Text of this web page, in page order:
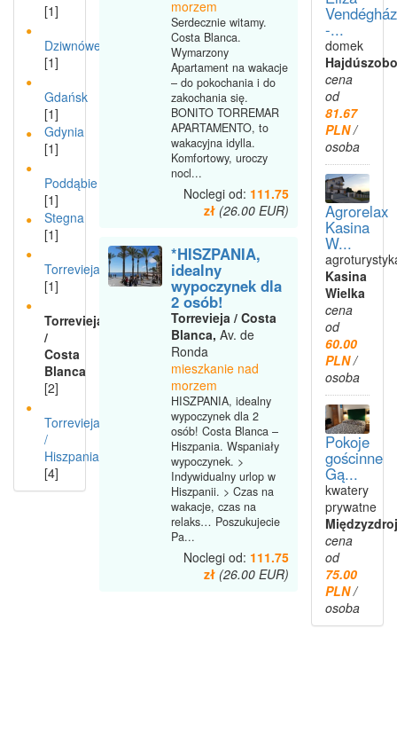
[1]
Dziwnówek
[1]
Gdańsk
[1]
Gdynia
[1]
Poddąbie
[1]
Stegna
[1]
Torrevieja
[1]
Torrevieja
/
Costa
Blanca
[2]
Torrevieja
/
Hiszpania
[4]
morzem
Serdecznie witamy.
Costa Blanca.
Wymarzony
Apartament na wakacje
– do pokochania i do
zakochania się.
BONITO TORREMAR
APARTAMENTO, to
wakacyjna idylla.
Komfortowy, uroczy
nocl...
Noclegi od: 111.75
zł (26.00 EUR)
*HISZPANIA,
idealny
wypoczynek dla
2 osób!
Torrevieja / Costa
Blanca, Av. de
Ronda
mieszkanie nad
morzem
HISZPANIA, idealny
wypoczynek dla 2
osób! Costa Blanca –
Hiszpania. Wspaniały
wypoczynek. >
Indywidualny urlop w
Hiszpanii. > Czas na
wakacje, czas na
relaks… Poszukujecie
Pa...
Noclegi od: 111.75
zł (26.00 EUR)
Vendégház
-...
domek
cena
od
81.67
PLN/
osoba
Agrorelax
Kasina
W...
Kasina
Wielka
cena
od
60.00
PLN/
osoba
Pokoje
gościnne
Gą...
kwatery
prywatne
cena
od
75.00
PLN/
osoba